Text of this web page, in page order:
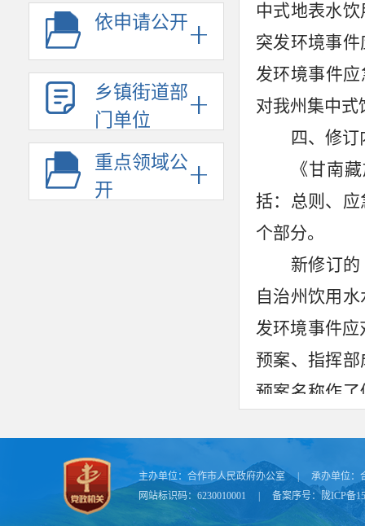
依申请公开
乡镇街道部
门单位
重点领域公
开
中式地表水
突发环境事
发环境事件
对我州集中式
四、修订
《甘南
括：总则、
个部分。
新修订
自治州饮用
发环境事件
预案、指挥
预案名称作了
完善了监
预警分级、
阐述，并对
主办单位： 合作市人民政府办公室 承办单位：
网站标识码：6230010001
备案序号：陇ICP备